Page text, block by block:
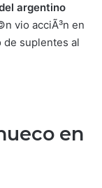
argentino
vio acciÃ³n en
de suplentes al
en